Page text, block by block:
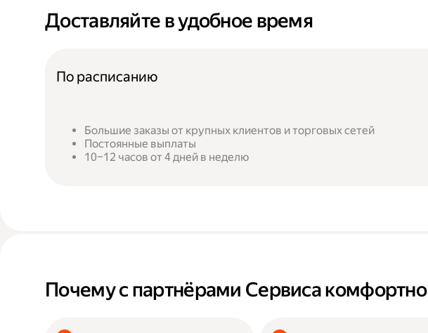
Доставляйте в удобное время
По расписанию
Большие заказы от крупных клиентов и торговых сетей
Постоянные выплаты
10–12 часов от 4 дней в неделю
Почему с партнёрами Сервиса комфортно